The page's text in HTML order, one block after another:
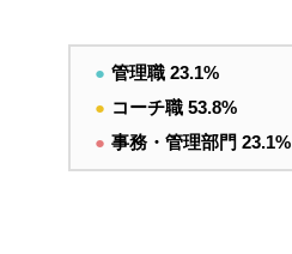
● 管理職 23.1%
● コーチ職 53.8%
● 事務・管理部門 23.1%